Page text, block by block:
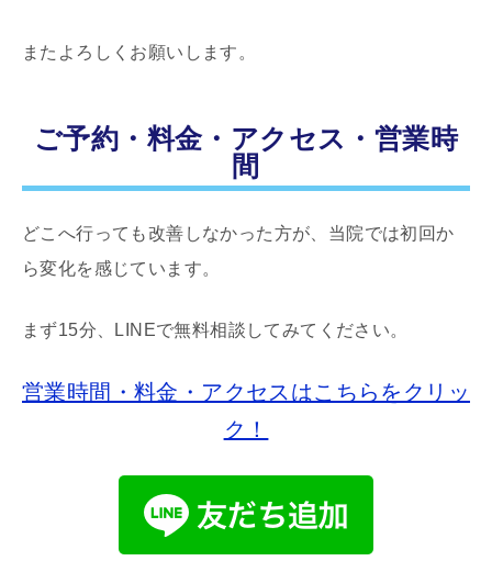
またよろしくお願いします。
ご予約・料金・アクセス・営業時
間
どこへ行っても改善しなかった方が、当院では初回か
ら変化を感じています。
まず15分、LINEで無料相談してみてください。
営業時間・料金・アクセスはこちらをクリッ
ク！